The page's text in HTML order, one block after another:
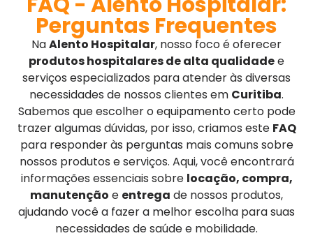
Perguntas Frequentes
NaAlento Hospitalar, nosso foco é oferecer
produtos hospitalares de alta qualidadee
serviços especializados para atender às diversas
necessidades de nossos clientes em Curitiba.
Sabemos que escolher o equipamento certo pode
trazer algumas dúvidas, por isso, criamos este FAQ
para responder às perguntas mais comuns sobre
nossos produtos e serviços. Aqui, você encontrará
informações essenciais sobre locação, compra,
manutenção e entrega de nossos produtos,
ajudando você a fazer a melhor escolha para suas
necessidades de saúde e mobilidade.